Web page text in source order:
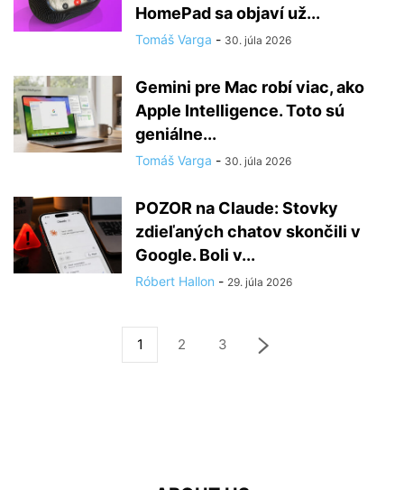
HomePad sa objaví už...
Tomáš Varga - 30. júla 2026
Gemini pre Mac robí viac, ako
Apple Intelligence. Toto sú
geniálne...
Tomáš Varga - 30. júla 2026
POZOR na Claude: Stovky
zdieľaných chatov skončili v
Google. Boli v...
Róbert Hallon - 29. júla 2026
1 2 3